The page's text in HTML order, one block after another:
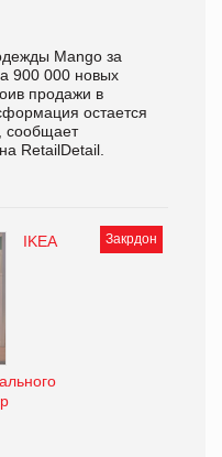
Mango за
900 000 новых
продажи в
остается
сообщает
RetailDetail.
Закрдон
IKEA